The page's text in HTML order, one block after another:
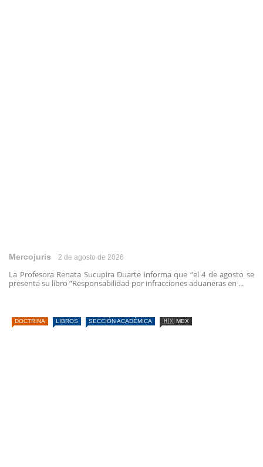
Mercojuris 2 de agosto de 2026
La Profesora Renata Sucupira Duarte informa que “el 4 de agosto se
presenta su libro “Responsabilidad por infracciones aduaneras en ...
DOCTRINA LIBROS SECCIÓN ACADÉMICA 🇲🇽 MEX